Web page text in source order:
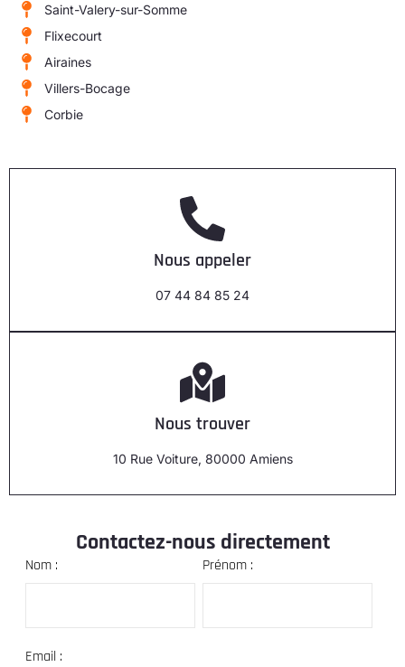
Saint-Valery-sur-Somme
Flixecourt
Airaines
Villers-Bocage
Corbie
Nous appeler
07 44 84 85 24
Nous trouver
10 Rue Voiture, 80000 Amiens
Contactez-nous directement
Nom : Prénom :
Email :